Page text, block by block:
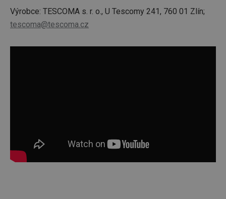
Výrobce: TESCOMA s. r. o., U Tescomy 241, 760 01 Zlín;
tescoma@tescoma.cz